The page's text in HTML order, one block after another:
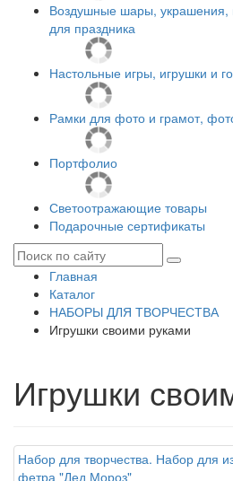
Воздушные шары, украшения,
для праздника
Настольные игры, игрушки и
Рамки для фото и грамот,
Портфолио
Светоотражающие товары
Подарочные сертификаты
Главная
Каталог
НАБОРЫ ДЛЯ ТВОРЧЕСТВА
Игрушки своими руками
Игрушки
Набор для творчества. Набор для
фетра "Дед Мороз"